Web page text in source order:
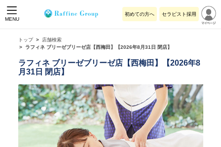
MENU
初めての方へ セラピスト採用
トップ
店舗検索
ラフィネ ブリーゼブリーゼ店【西梅田】【2026年8月31日 閉店】
ラフィネ ブリーゼブリーゼ店【西梅田】【2026年8
月31日 閉店】